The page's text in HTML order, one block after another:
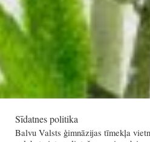
Sīdatnes politika
Balvu Valsts ģimnāzijas tīmekļa